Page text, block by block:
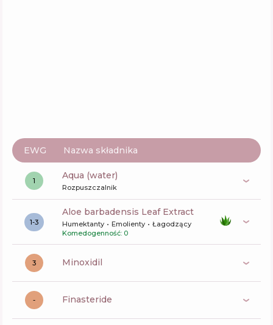
EWG Nazwa składnika
1 aqua (water)
Rozpuszczalnik
1-3
aloe barbadensis Leaf Extract
Humektanty Emolienty
Łagodzący
Komedogenność: 0
3 Minoxidil
- finasteride